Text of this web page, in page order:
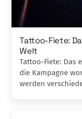
Tattoo-Fiete:
Welt
Tattoo-Fiete: Das
die Kampagne
werden